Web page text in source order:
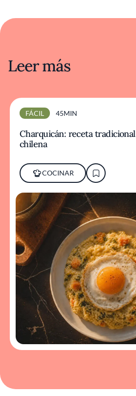
Leer más
FÁCIL 45MIN
Charquicán: receta tradicional
chilena
COCINAR